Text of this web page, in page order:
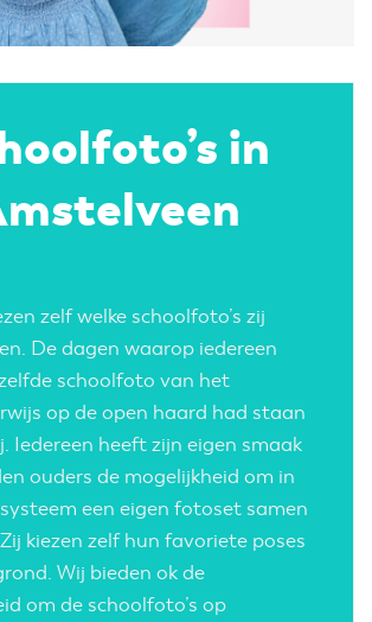
in
zelf welke schoolfoto’s zij
De dagen waarop iedereen
schoolfoto van het
op de open haard had staan
Iedereen heeft zijn eigen smaak
ouders de mogelijkheid om in
een eigen fotoset samen
kiezen zelf hun favoriete poses
Wij bieden ok de
om de schoolfoto’s op